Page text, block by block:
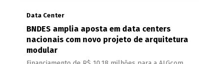
Data Center
BNDES amplia aposta em data centers
nacionais com novo projeto de arquitetura
modular